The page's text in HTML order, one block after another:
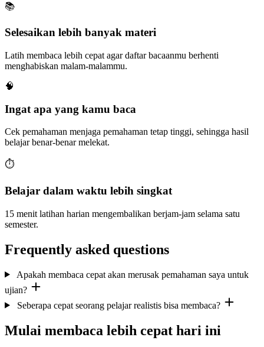
📚
Selesaikan lebih banyak materi
Latih membaca lebih cepat agar daftar bacaanmu berhenti
menghabiskan malam-malammu.
🧠
Ingat apa yang kamu baca
Cek pemahaman menjaga pemahaman tetap tinggi, sehingga hasil
belajar benar-benar melekat.
⏱️
Belajar dalam waktu lebih singkat
15 menit latihan harian mengembalikan berjam-jam selama satu
semester.
Frequently asked questions
Apakah membaca cepat akan merusak pemahaman saya untuk
ujian?
Seberapa cepat seorang pelajar realistis bisa membaca?
Mulai membaca lebih cepat hari ini